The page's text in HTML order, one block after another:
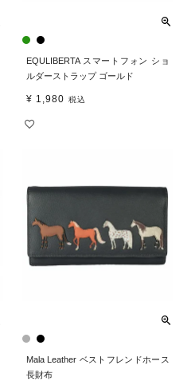
EQULIBERTA スマートフォン ショ
ルダーストラップ ゴールド
¥ 1,980 税込
Mala Leather ベストフレンドホース
長財布